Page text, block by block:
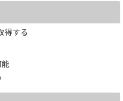
得する